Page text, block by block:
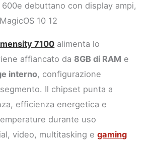
debuttano con display ampi,
10 12
7100 alimenta lo
affiancato da 8GB di RAM e
interno, configurazione
Il chipset punta a
efficienza energetica e
durante uso
video, multitasking egaming